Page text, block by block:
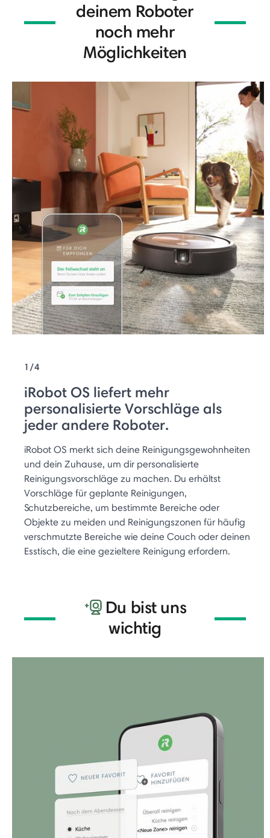
deinem Roboter
noch mehr
Möglichkeiten
1/4
iRobot OS liefert mehr
personalisierte Vorschläge als
jeder andere Roboter.
iRobot OS merkt sich deine Reinigungsgewohnheiten
und dein Zuhause, um dir personalisierte
Reinigungsvorschläge zu machen. Du erhältst
Vorschläge für geplante Reinigungen,
Schutzbereiche, um bestimmte Bereiche oder
Objekte zu meiden und Reinigungszonen für häufig
verschmutzte Bereiche wie deine Couch oder deinen
Esstisch, die eine gezieltere Reinigung erfordern.
Du bist uns
wichtig